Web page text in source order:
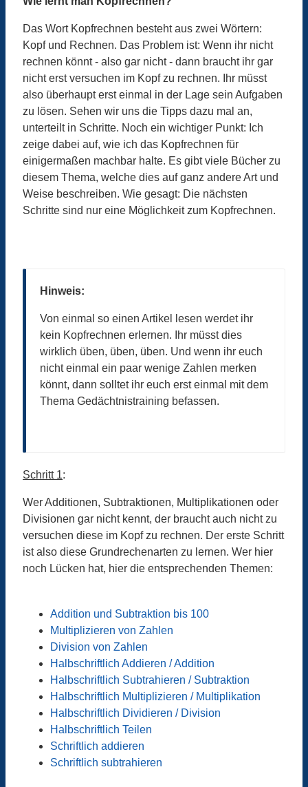
Das Wort Kopfrechnen besteht aus zwei Wörtern:
Kopf und Rechnen. Das Problem ist: Wenn ihr nicht
rechnen könnt - also gar nicht - dann braucht ihr gar
nicht erst versuchen im Kopf zu rechnen. Ihr müsst
also überhaupt erst einmal in der Lage sein Aufgaben
zu lösen. Sehen wir uns die Tipps dazu mal an,
unterteilt in Schritte. Noch ein wichtiger Punkt: Ich
zeige dabei auf, wie ich das Kopfrechnen für
einigermaßen machbar halte. Es gibt viele Bücher zu
diesem Thema, welche dies auf ganz andere Art und
Weise beschreiben. Wie gesagt: Die nächsten
Schritte sind nur eine Möglichkeit zum Kopfrechnen.
Hinweis:
Von einmal so einen Artikel lesen werdet ihr
kein Kopfrechnen erlernen. Ihr müsst dies
wirklich üben, üben, üben. Und wenn ihr euch
nicht einmal ein paar wenige Zahlen merken
könnt, dann solltet ihr euch erst einmal mit dem
Thema Gedächtnistraining befassen.
Schritt 1:
Wer Additionen, Subtraktionen, Multiplikationen oder
Divisionen gar nicht kennt, der braucht auch nicht zu
versuchen diese im Kopf zu rechnen. Der erste Schritt
ist also diese Grundrechenarten zu lernen. Wer hier
noch Lücken hat, hier die entsprechenden Themen:
Addition und Subtraktion bis 100
Multiplizieren von Zahlen
Division von Zahlen
Halbschriftlich Addieren / Addition
Halbschriftlich Subtrahieren / Subtraktion
Halbschriftlich Multiplizieren / Multiplikation
Halbschriftlich Dividieren / Division
Halbschriftlich Teilen
Schriftlich addieren
Schriftlich subtrahieren